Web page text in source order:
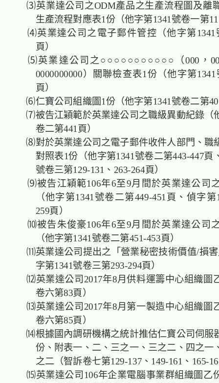
⑶英業達公司之ODM產品之生產流程圖及離
生產流程對應表1份（他字第1341號卷一第
⑷英業達公司之電子郵件管控（他字第1341
頁）
⑸英業達公司之○○○○○○○○○○○（000，
0000000000）關聯檢查表1份（他字第
頁）
⑹仁寶公司組織圖1份（他字第1341號卷二第
⑺被告江穎範於英業達公司之職級異動紀錄（
卷二第441頁）
⑻對於英業達公司之電子郵件收件人部門、職
對照表1份（他字第1341號卷二第443-447頁
號卷三第129-131、263-264頁）
⑼被告江穎範106年6至9月間於英業達公司
（他字第1341號卷二第449-451頁、偵字
259頁）
⑽被告朱俊豪106年6至9月間於英業達公司
（他字第1341號卷二第451-453頁）
⑾英業達公司提出之「營業秘密技術價值/損害
字第1341號卷三第293-294頁）
⑿英業達公司2017年8月供料運籌中心組織圖
卷六第83頁）
⒀英業達公司2017年8月第一製造中心組織圖
卷六第85頁）
⒁根據國內調研機構之統計推估仁寶公司伺服
份、附表一、二、三之一、三之二、四之一
之二（智訴卷七第129-137、149-161、165-
⒂英業達公司106年企業電腦事業群組織圖乙